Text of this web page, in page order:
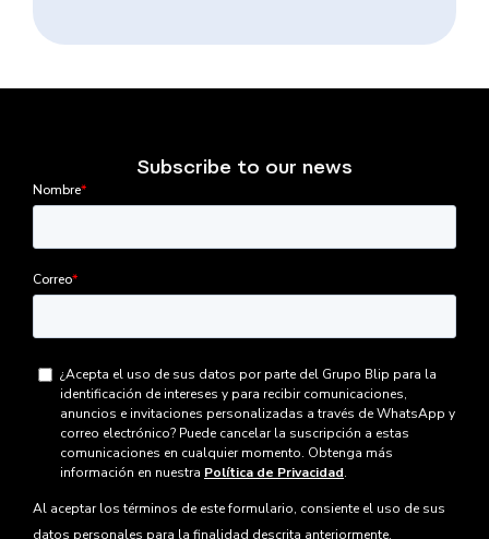
Subscribe to our news